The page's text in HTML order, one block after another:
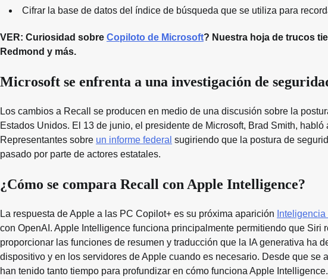
Cifrar la base de datos del índice de búsqueda que se utiliza para
VER: Curiosidad sobre Copiloto de Microsoft? Nuestra hoja de trucos
Redmond y más.
Microsoft se enfrenta a una investigación de
Los cambios a Recall se producen en medio de una discusión sobre la
Estados Unidos. El 13 de junio, el presidente de Microsoft, Brad Smith,
Representantes sobre un informe federal sugiriendo que la postura de
pasado por parte de actores estatales.
¿Cómo se compara Recall con Apple Intelligence?
La respuesta de Apple a las PC Copilot+ es su próxima aparición
con OpenAI. Apple Intelligence funciona principalmente permitiendo que Siri
proporcionar las funciones de resumen y traducción que la IA generativa ha
dispositivo y en los servidores de Apple cuando es necesario. Desde que
han tenido tanto tiempo para profundizar en cómo funciona Apple Intelligence.